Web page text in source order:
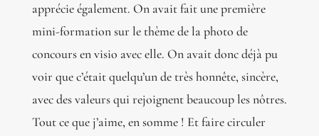
apprécie également. On avait fait une première
mini-formation sur le thème de la photo de
concours en visio avec elle. On avait donc déjà pu
voir que c’était quelqu’un de très honnête, sincère,
avec des valeurs qui rejoignent beaucoup les nôtres.
Tout ce que j’aime, en somme ! Et faire circuler